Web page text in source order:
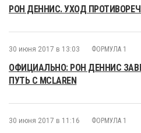
РОН ДЕННИС. УХОД
30 июня 2017 в 13:03 ФОРМУЛА 1
ОФИЦИАЛЬНО: РОН ДЕННИС
ПУТЬ С MCLAREN
30 июня 2017 в 11:16 ФОРМУЛА 1